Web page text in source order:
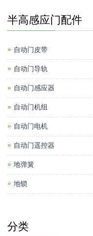
半高感应门配件
自动门皮带
自动门导轨
自动门感应器
自动门机组
自动门电机
自动门遥控器
地弹簧
地锁
分类